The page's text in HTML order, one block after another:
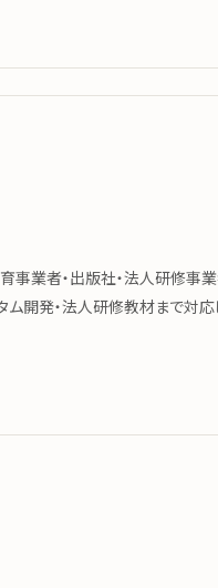
事業者・出版社・法人研修事
開発・法人研修教材まで対応